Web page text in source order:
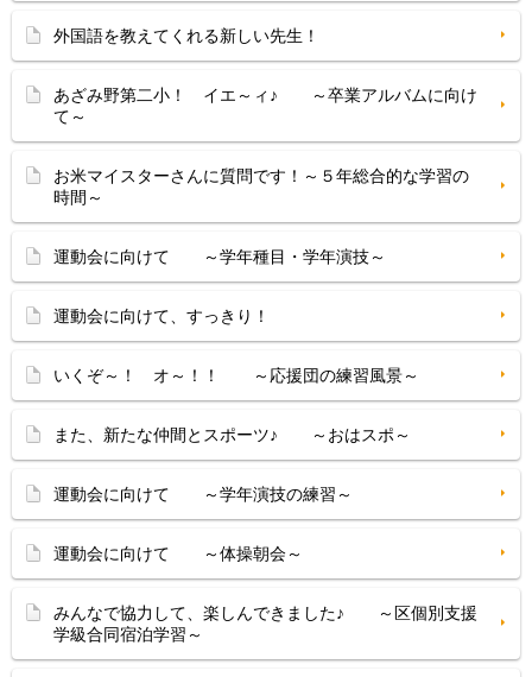
外国語を教えてくれる新しい先生！
あざみ野第二小！ イエ～ィ♪ ～卒業アルバムに向け
て～
お米マイスターさんに質問です！～５年総合的な学習の
時間～
運動会に向けて ～学年種目・学年演技～
運動会に向けて、すっきり！
いくぞ～！ オ～！！ ～応援団の練習風景～
また、新たな仲間とスポーツ♪ ～おはスポ～
運動会に向けて ～学年演技の練習～
運動会に向けて ～体操朝会～
みんなで協力して、楽しんできました♪ ～区個別支援
学級合同宿泊学習～